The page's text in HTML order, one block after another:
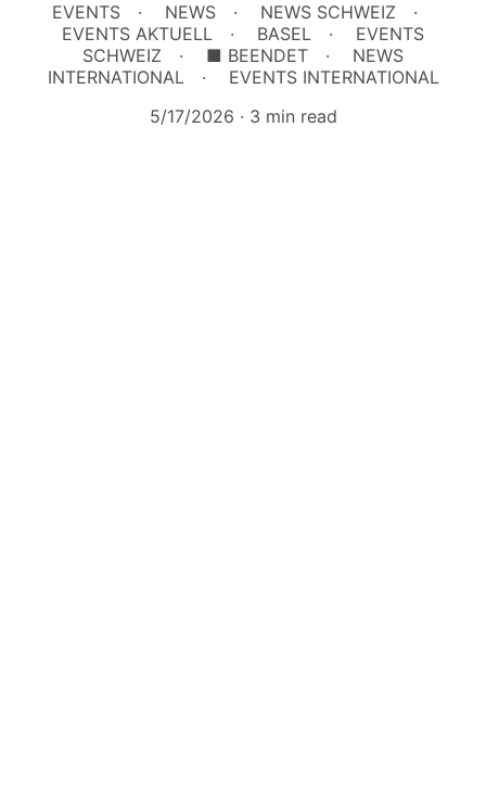
EVENTS NEWS
NEWS SCHWEIZ
EVENTS AKTUELL
BASEL
EVENTS
SCHWEIZ
■ BEENDET
NEWS
INTERNATIONAL
EVENTS INTERNATIONAL
5/17/2026
3 min read